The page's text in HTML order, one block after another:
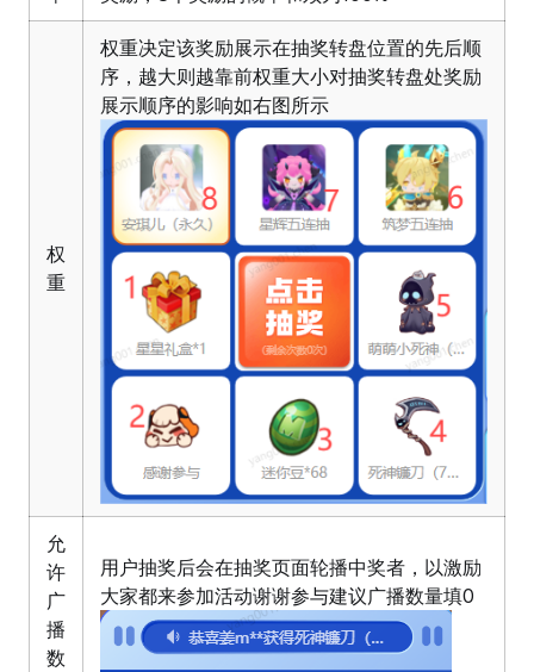
权
重
权重决定该奖励展示在抽奖转盘位置的先后顺
序，越大则越靠前权重大小对抽奖转盘处奖励
展示顺序的影响如右图所示
允
许
广
播
数
用户抽奖后会在抽奖页面轮播中奖者，以激励
大家都来参加活动谢谢参与建议广播数量填0